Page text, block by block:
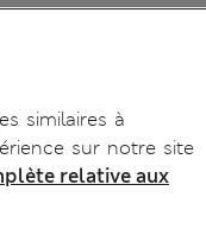
Tous
similaires à
sur notre site
relative aux